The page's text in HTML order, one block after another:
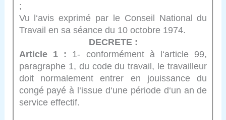
;
Vu l‘avis exprimé par le Conseil National du
Travail en sa séance du 10 octobre 1974.
DECRETE :
Article 1 : 1- conformément à l‘article 99,
paragraphe 1, du code du travail, le travailleur
doit normalement entrer en jouissance du
congé payé à l‘issue d‘une période d‘un an de
service effectif.